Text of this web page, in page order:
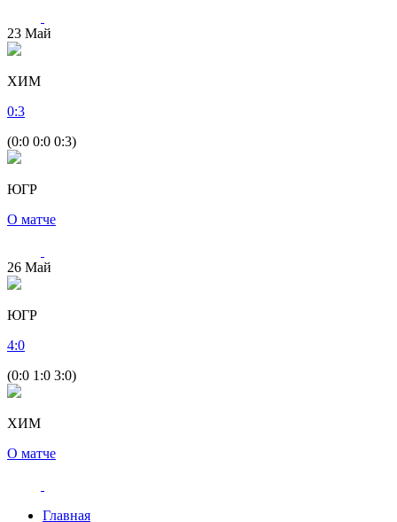
23 Май
ХИМ
0:3
(0:0 0:0 0:3)
ЮГР
О матче
26 Май
ЮГР
4:0
(0:0 1:0 3:0)
ХИМ
О матче
Главная